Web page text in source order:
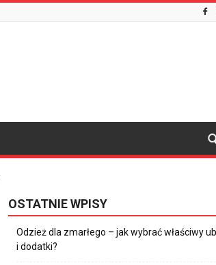
OSTATNIE WPISY
Odzież dla zmarłego – jak wybrać właściwy
i dodatki?